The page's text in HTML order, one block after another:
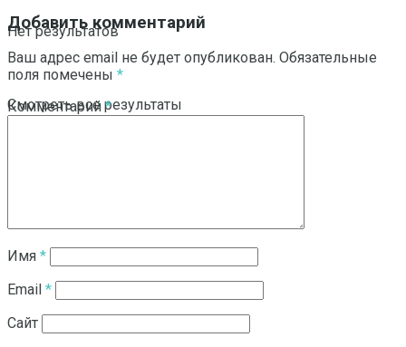
Нет результатов
Смотреть все результаты
Добавить комментарий
Ваш адрес email не будет опубликован. Обязательные
поля помечены *
Комментарий*
Имя *
Email *
Сайт